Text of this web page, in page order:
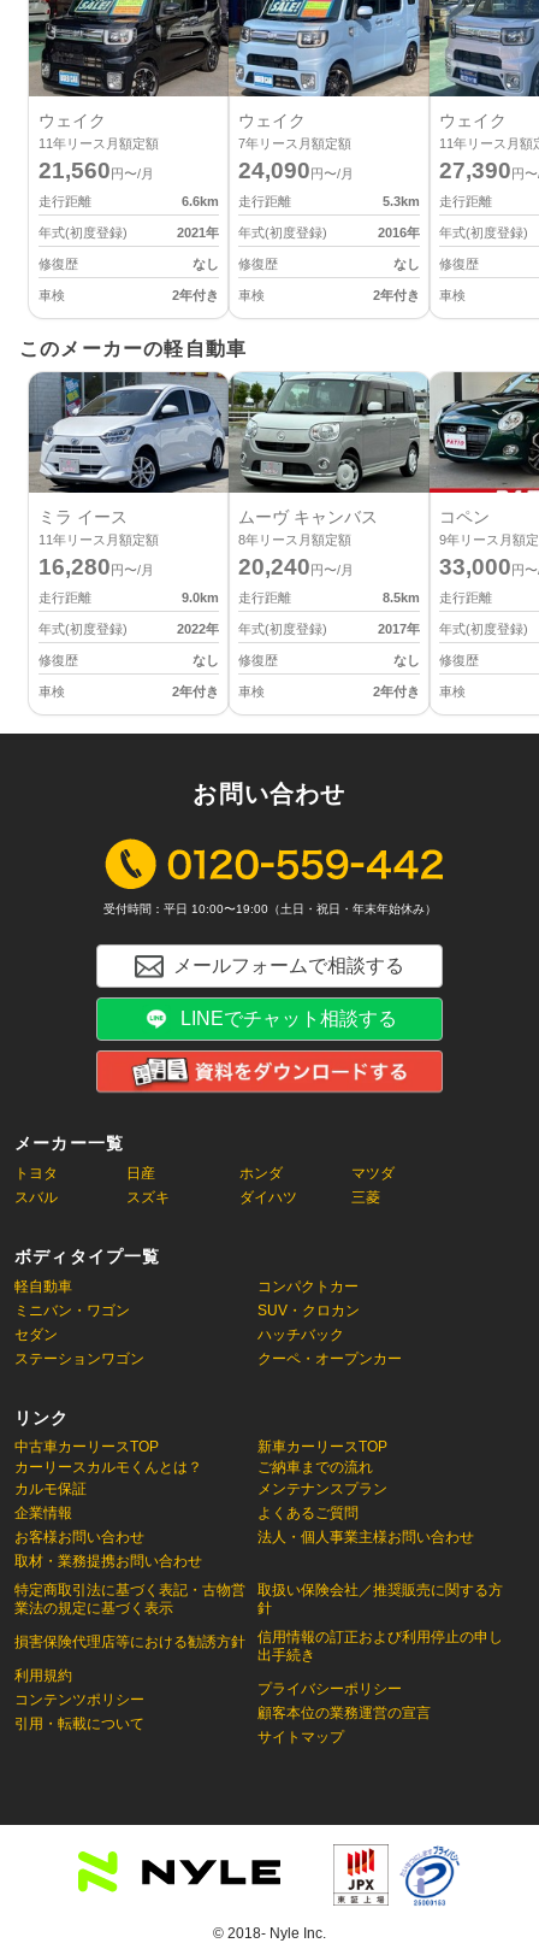
ウェイク
11年リース月額定額
21,560円〜/月
走行距離
6.6km
年式(初度登録) 2021年
修復歴 なし
車検 2年付き
ウェイク
7年リース月額定額
24,090円〜/月
走行距離
5.3km
年式(初度登録) 2016年
修復歴 なし
車検 2年付き
ウェイク
11年リース月額
27,390円
走行距離
年式(初度登録)
修復歴
車検
このメーカーの軽自動車
ミラ イース
11年リース月額定額
16,280円〜/月
走行距離
9.0km
年式(初度登録) 2022年
修復歴 なし
車検 2年付き
ムーヴ キャンバス
8年リース月額定額
20,240円〜/月
走行距離
8.5km
年式(初度登録) 2017年
修復歴 なし
車検 2年付き
コペン
9年リース月額
33,000円
走行距離
年式(初度登録)
修復歴
車検
メーカー一覧
トヨタ 日産 ホンダ
マツダ
スバル
スズキ ダイハツ 三菱
ボディタイプ一覧
軽自動車
コンパクトカー
ミニバン・ワゴン
SUV・クロカン
セダン
ハッチバック
ステーションワゴン
クーペ・オープンカー
リンク
中古車カーリースTOP
カーリースカルモくんとは？
新車カーリースTOP
ご納車までの流れ
カルモ保証
企業情報
お客様お問い合わせ
取材・業務提携お問い合わせ
特定商取引法に基づく表記・古物営
業法の規定に基づく表示
損害保険代理店等における勧誘方針
利用規約
コンテンツポリシー
引用・転載について
メンテナンスプラン
よくあるご質問
法人・個人事業主様お問い合わせ
取扱い保険会社／推奨販売に関する方
針
信用情報の訂正および利用停止の申し
出手続き
プライバシーポリシー
顧客本位の業務運営の宣言
サイトマップ
お問い合わせ
受付時間：平日 10:00〜19:00（土日・祝日・年末年始休み）
メールフォームで相談する
LINEでチャット相談する
© 2018- Nyle Inc.